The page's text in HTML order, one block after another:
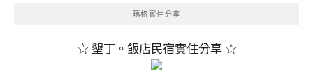
瑪格實住分享
☆ 墾丁。飯店民宿實住分享 ☆